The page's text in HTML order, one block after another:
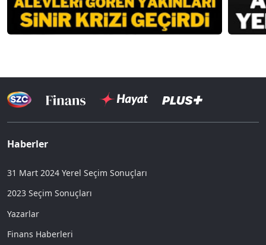
Haberler
31 Mart 2024 Yerel Seçim Sonuçları
2023 Seçim Sonuçları
Yazarlar
Finans Haberleri